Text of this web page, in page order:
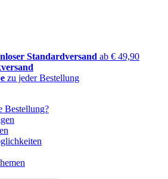
Standardversand ab € 49,90
zu jeder Bestellung
Bestellung?